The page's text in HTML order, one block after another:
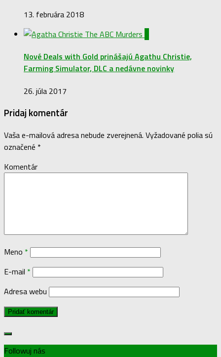
13. februára 2018
Nové Deals with Gold prinášajú Agathu Christie,
Farming Simulator, DLC a nedávne novinky
26. júla 2017
Pridaj komentár
Vaša e-mailová adresa nebude zverejnená. Vyžadované polia sú
označené *
Komentár
Meno *
E-mail *
Adresa webu
Followuj nás